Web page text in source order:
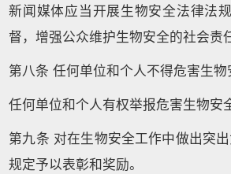
新闻媒体应当开展生物安全法律法
督，增强公众维护生物安全的社会责
第八条 任何单位和个人不得危害生物
任何单位和个人有权举报危害生物安
第九条 对在生物安全工作中做出突
规定予以表彰和奖励。